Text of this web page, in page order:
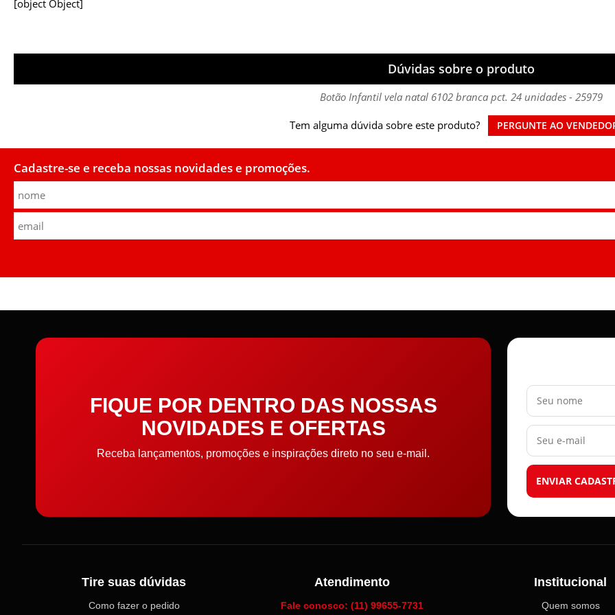
[object Object]
Dúvidas sobre o produto
Botão Infantil vela natal 6102 branca pct. 24 unidades - 25979
Tem alguma dúvida sobre este produto? PERGUNTE AO
Cadastre-se e receba nossas novidades e promoções.
FIQUE POR DENTRO DAS NOSSAS
NOVIDADES E OFERTAS
Receba lançamentos, promoções e inspirações direto no seu e-mail.
Seu nome
Seu e-mail
ENVIAR
Tire suas dúvidas
Como fazer o pedido
Atendimento
Fale conosco: (11) 99655-7731
Institucional
Quem somos